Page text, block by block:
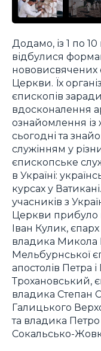
Додамо, із 1 по
відбулися
нововисвячених
Церкви. Їх
єпископів
вдосконалення
ознайомлення
сьогодні та
служінням у
єпископське
в Україні:
курсах у
учасників з
Церкви прибуло
Іван Кулик,
владика Микола
Мельбурнської
апостолів Петра
Трохановський,
владика Степан
Галицького
та владика
Сокальсько-